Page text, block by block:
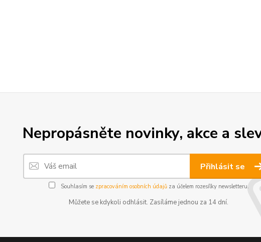
Nepropásněte novinky, akce a
Přihlásit se
Souhlasím se zpracováním osobních údajůza účelem rozesílky newsletteru.
Můžete se kdykoli odhlásit. Zasíláme jednou za 14 dní.